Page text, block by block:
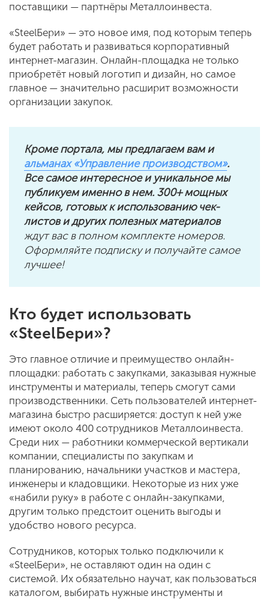
поставщики — партнёры Металлоинвеста.
«SteelБери» — это новое имя, под которым теперь
будет работать и развиваться корпоративный
интернет-магазин. Онлайн-площадка не только
приобретёт новый логотип и дизайн, но самое
главное — значительно расширит возможности
организации закупок.
Кроме портала, мы предлагаем вам и
альманах «Управление производством».
Все самое интересное и уникальное мы
публикуем именно в нем. 300+ мощных
кейсов, готовых к использованию чек-
листов и других полезных материалов
ждут вас в полном комплекте номеров.
Оформляйте подписку и получайте самое
лучшее!
Кто будет использовать
«SteelБери»?
Это главное отличие и преимущество онлайн-
площадки: работать с закупками, заказывая нужные
инструменты и материалы, теперь смогут сами
производственники. Сеть пользователей интернет-
магазина быстро расширяется: доступ к ней уже
имеют около 400 сотрудников Металлоинвеста.
Среди них — работники коммерческой вертикали
компании, специалисты по закупкам и
планированию, начальники участков и мастера,
инженеры и кладовщики. Некоторые из них уже
«набили руку» в работе с онлайн-закупками,
другим только предстоит оценить выгоды и
удобство нового ресурса.
Сотрудников, которых только подключили к
«SteelБери», не оставляют один на один с
системой. Их обязательно научат, как пользоваться
каталогом, выбирать нужные инструменты и